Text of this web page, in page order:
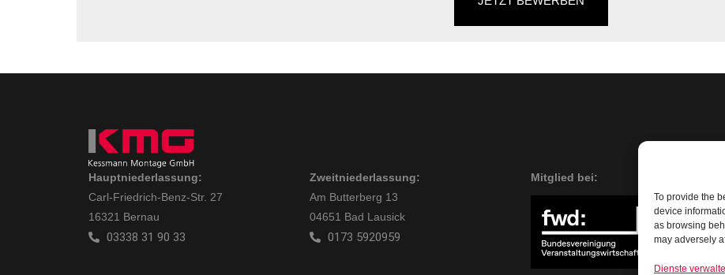
To provide the
device
as browsing
may adversely
Dienste
Hauptniederlassung:
Carl-Friedrich-Benz-Str. 27
16321 Bernau
03338 31 90 33
Zweitniederlassung:
Am Butterberg 13
04651 Bad Lausick
0173 5920959
Mitglied bei: